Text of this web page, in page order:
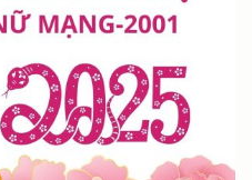
biến động đáng chú ý,...